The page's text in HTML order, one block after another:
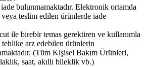
bulunmamaktadır. Elektronik ortamda
teslim edilen ürünlerde iade
ile birebir temas gerektiren ve kullanımla
tehlike arz edebilen ürünlerin
(Tüm Kişisel Bakım Ürünleri,
saat, akıllı bileklik vb.)